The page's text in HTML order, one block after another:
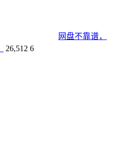
网盘不靠谱，
26,512 6